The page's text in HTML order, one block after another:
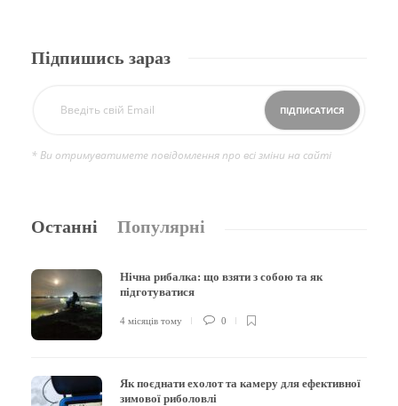
Підпишись зараз
* Ви отримуватимете повідомлення про всі зміни на сайті
Останні Популярні
Нічна рибалка: що взяти з собою та як
підготуватися
4 місяців тому 0
Як поєднати ехолот та камеру для ефективної
зимової риболовлі